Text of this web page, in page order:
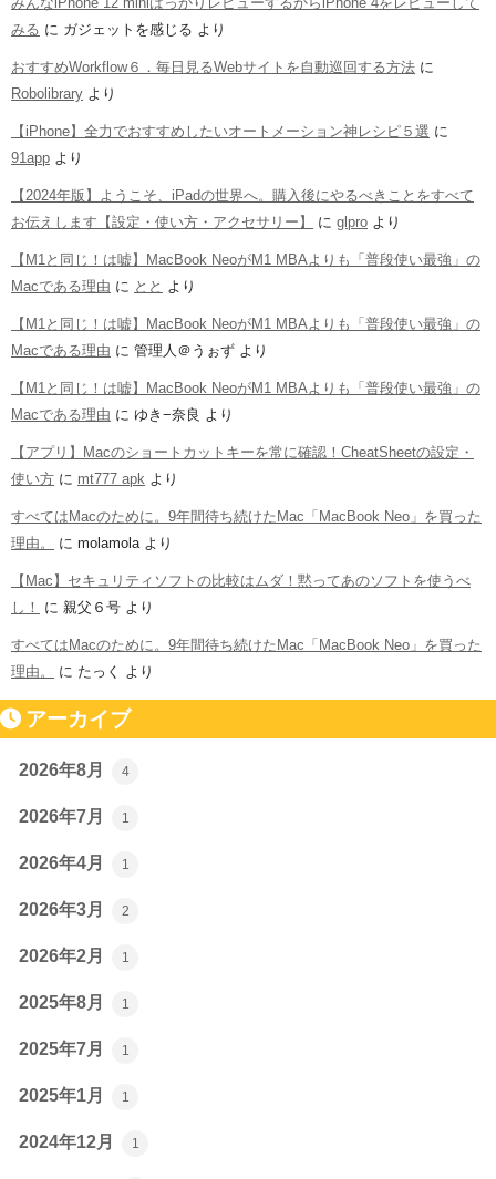
みる に ガジェットを感じる より
おすすめWorkflow６．毎日見るWebサイトを自動巡回する方法 に
Robolibrary より
【iPhone】全力でおすすめしたいオートメーション神レシピ５選 に
91app より
【2024年版】ようこそ、iPadの世界へ。購入後にやるべきことをすべて
お伝えします【設定・使い方・アクセサリー】
に glpro より
【M1と同じ！は嘘】MacBook NeoがM1 MBAよりも「普段使い最強」の
Macである理由 に とと より
【M1と同じ！は嘘】MacBook NeoがM1 MBAよりも「普段使い最強」の
Macである理由 に 管理人＠うぉず より
【M1と同じ！は嘘】MacBook NeoがM1 MBAよりも「普段使い最強」の
Macである理由 に ゆき−奈良 より
【アプリ】Macのショートカットキーを常に確認！CheatSheetの設定・
使い方 に mt777 apk より
すべてはMacのために。9年間待ち続けたMac「MacBook Neo」を買った
理由。
に molamolaより
【Mac】セキュリティソフトの比較はムダ！黙ってあのソフトを使うべ
し！
に 親父６号 より
すべてはMacのために。9年間待ち続けたMac「MacBook Neo」を買った
理由。
に たっく より
アーカイブ
2026年8月 4
2026年7月 1
2026年4月 1
2026年3月 2
2026年2月 1
2025年8月 1
2025年7月 1
2025年1月 1
2024年12月 1